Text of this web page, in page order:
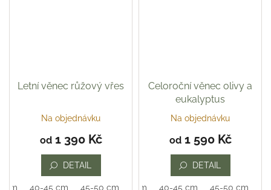
Letní věnec růžový vřes
Na objednávku
od1 390 Kč
DETAIL
cm 40-45 cm 45-50 cm
Celoroční věnec olivy a
eukalyptus
Na objednávku
od1 590 Kč
DETAIL
35-40 cm 40-45 cm 45-50 cm